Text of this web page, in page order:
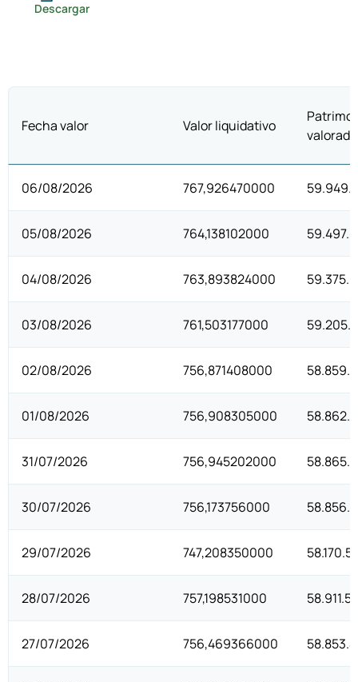
Descargar